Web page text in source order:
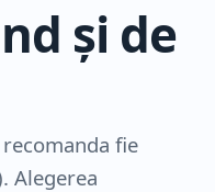
și de
fie
Alegerea